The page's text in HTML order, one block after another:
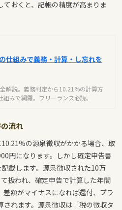
おくと、記帳の精度が高まりま
仕組みで義務・計算・し忘れを
解説。義務判定から10.21%の計算方
みで網羅。フリーランス必読。
流れ
の源泉徴収がかかる場合、取
円になります。しかし確定申告書
載します。源泉徴収された10万
扱われ、確定申告で計算した年間
額がマイナスになれば還付、プラ
れます。源泉徴収は「税の徴収タ